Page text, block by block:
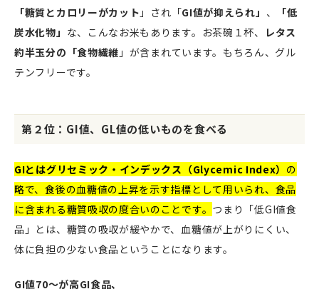
「糖質とカロリーがカット 」され「GI値が抑えられ」 、
「低
炭水化物」 な、こんなお米もあります。お茶碗１杯、
レタス
約半玉分の「食物繊維 」が含まれています。もちろん、グル
テンフリーです。
第２位：GI値、GL値の低いものを食べる
GIとはグリセミック・インデックス（Glycemic Index） の
略で、食後の血糖値の上昇を示す指標として用いられ、食品
に含まれる糖質吸収の度合いのことです。 つまり「低GI値食
品」とは、糖質の吸収が緩やかで、血糖値が上がりにくい、
体に負担の少ない食品ということになります。
GI値70～が高GI食品、